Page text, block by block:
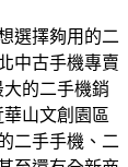
選擇夠用的二
中古手機專賣
的二手機銷
山文創園區
二手手機、二